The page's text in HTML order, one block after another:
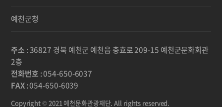
예천군청
주소 : 36827 경북 예천군 예천읍 충효로 209-15 예천군문화회관
2층
전화번호 : 054-650-6037
FAX: 054-650-6039
Copyright © 2021 예천문화관광재단. All rights reserved.